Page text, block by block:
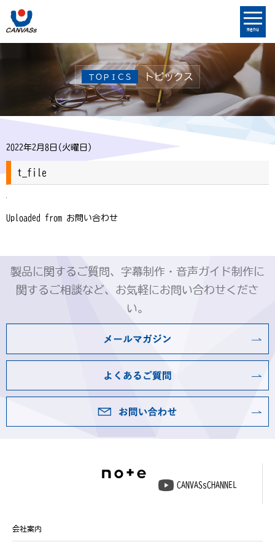
menu
ＴＯＰＩＣＳ トピックス
2022年2月8日(火曜日)
t_file
Uploaded from お問い合わせ
製品に関するご質問、字幕制作・音声ガイド制作に
関するご相談など、お気軽にお問い合わせくださ
い。
CANVASsCHANNEL
会社案内